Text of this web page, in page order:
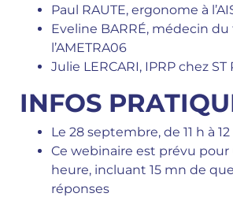
Paul RAUTE, ergonome à
Eveline BARRÉ, médecin du
l’AMETRA06
Julie LERCARI, IPRP chez
INFOS
Le 28 septembre, de 11 h à 12
Ce webinaire est prévu pour
heure, incluant 15 mn de
réponses